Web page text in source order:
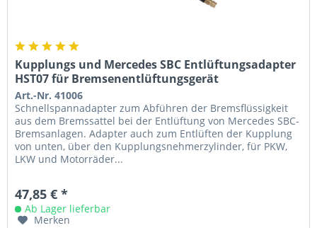
Kupplungs und Mercedes SBC Entlüftungsadapter
HST07 für Bremsenentlüftungsgerät
Art.-Nr. 41006
Schnellspannadapter zum Abführen der Bremsflüssigkeit
aus dem Bremssattel bei der Entlüftung von Mercedes SBC-
Bremsanlagen. Adapter auch zum Entlüften der Kupplung
von unten, über den Kupplungsnehmerzylinder, für PKW,
LKW und Motorräder...
47,85 € *
Ab Lager lieferbar
Merken